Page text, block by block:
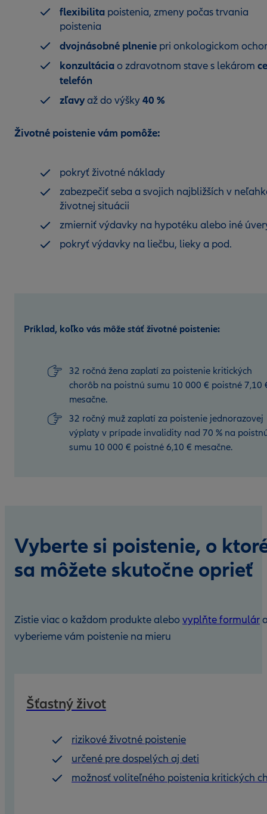
flexibilita poistenia, zmeny počas trvania
poistenia
dvojnásobné plnenie pri onkologickom
konzultáciao zdravotnom stave s lekárom
telefón
zľavyaž do výšky40 %
Životné poistenie vám pomôže:
pokryť životné náklady
zabezpečiť seba a svojich najbližších v
životnej situácii
zmierniť výdavky na hypotéku alebo iné
pokryť výdavky na liečbu, lieky a pod.
Príklad, koľko vás môže stáť životné poistenie:
32 ročná žena zaplatí za poistenie kritických
chorôb na poistnú sumu 10 000 € poistné 7,10
mesačne.
32 ročný muž zaplatí za poistenie jednorazovej
výplaty v prípade invalidity nad 70 % na
sumu 10 000 € poistné 6,10 € mesačne.
Vyberte si poistenie, o
sa môžete skutočne oprieť
Zistie viac o každom produkte alebovyplňte formulár
vyberieme vám poistenie na mieru
Šťastný život
rizikové životné poistenie
určené pre dospelých aj deti
možnosť voliteľného poistenia kritických